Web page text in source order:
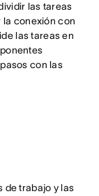
las tareas
la conexión con
las tareas en
con las
de trabajo y las